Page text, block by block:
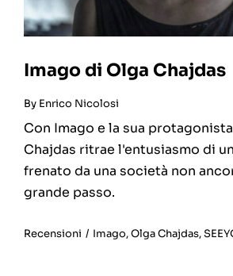
Imago di Olga Chajdas
By Enrico Nicolosi
Con Imago e la sua
Chajdas ritrae l'entusiasmo di
frenato da una società non
grande passo.
Recensioni / Imago,Olga Chajdas,